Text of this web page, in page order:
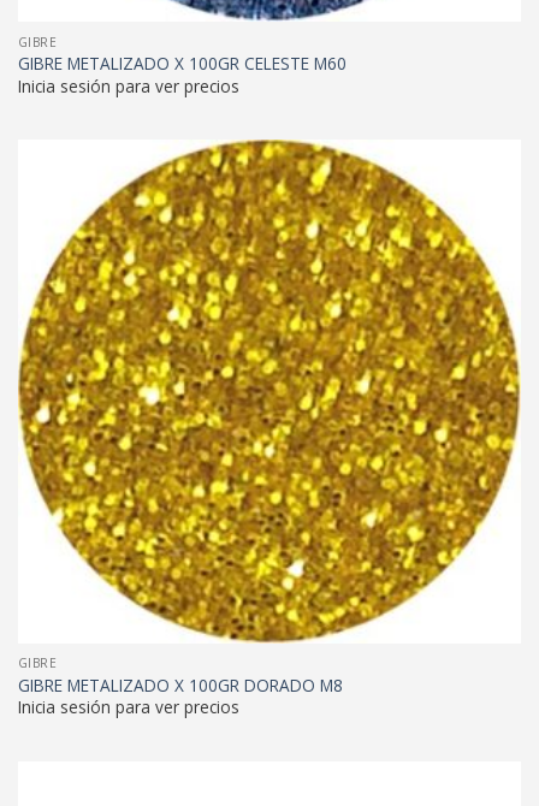
GIBRE
GIBRE METALIZADO X 100GR CELESTE M60
Inicia sesión para ver precios
GIBRE
GIBRE METALIZADO X 100GR DORADO M8
Inicia sesión para ver precios